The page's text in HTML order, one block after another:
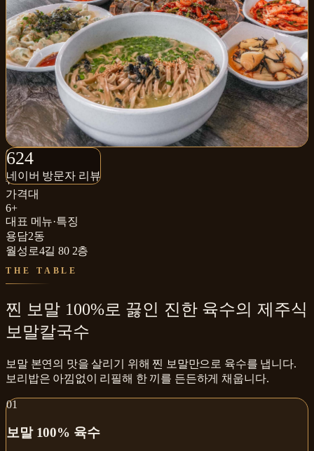
624
네이버 방문자 리뷰
624+
네이버 방문자 리뷰
₩₩
가격대
6+
대표 메뉴·특징
용담2동
월성로4길 80 2층
THE TABLE
찐 보말 100%로 끓인 진한 육수의 제주식
보말칼국수
보말 본연의 맛을 살리기 위해 찐 보말만으로 육수를 냅니다.
보리밥은 아낌없이 리필해 한 끼를 든든하게 채웁니다.
01
보말 100% 육수